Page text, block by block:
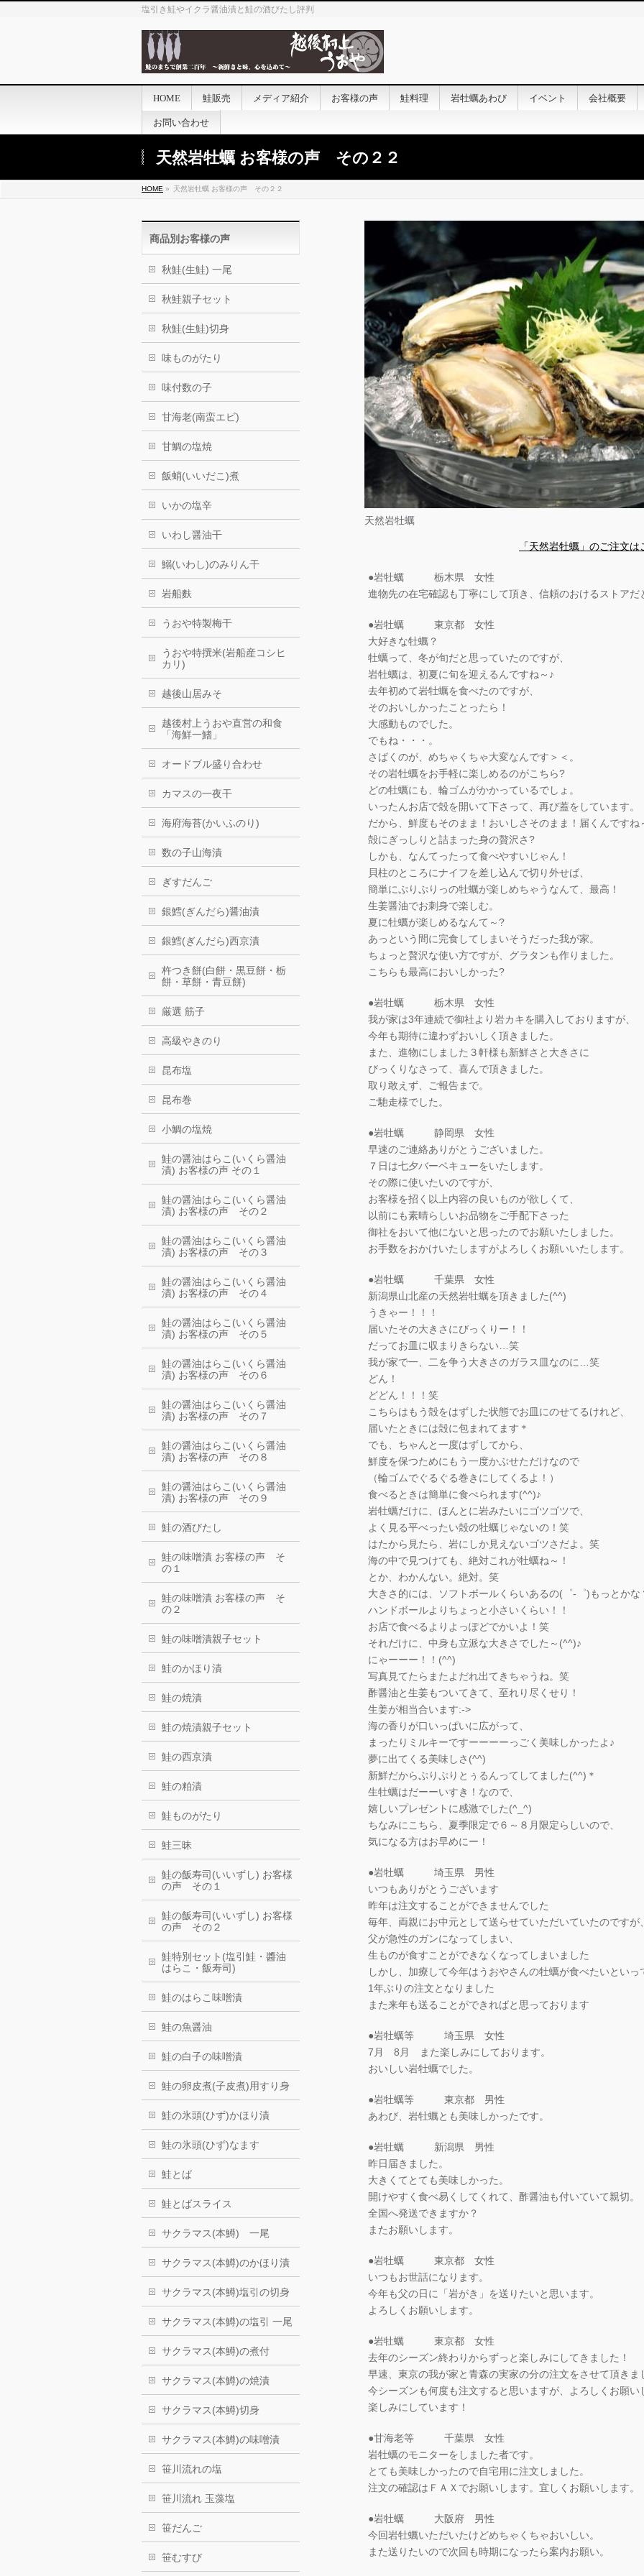
塩引き鮭やイクラ醤油漬と鮭の酒びたし評判
HOME 鮭販売 メディア紹介 お客様の声 鮭料理 岩牡蠣あわび イベント 会社概要
お問い合わせ
天然岩牡蠣 お客様の声 その２２
HOME » 天然岩牡蠣 お客様の声 その２２
天然岩牡蠣
「天然岩牡蠣」のご注文は
●岩牡蠣 栃木県 女性
進物先の在宅確認も丁寧にして頂き、信頼のおけるストアだ
●岩牡蠣 東京都 女性
大好きな牡蠣？
牡蠣って、冬が旬だと思っていたのですが、
岩牡蠣は、初夏に旬を迎えるんですね～♪
去年初めて岩牡蠣を食べたのですが、
そのおいしかったことったら！
大感動ものでした。
でもね・・・。
さばくのが、めちゃくちゃ大変なんです＞＜。
その岩牡蠣をお手軽に楽しめるのがこちら?
どの牡蠣にも、輪ゴムがかかっているでしょ。
いったんお店で殻を開いて下さって、再び蓋をしています。
だから、鮮度もそのまま！おいしさそのまま！届くんですね
殻にぎっしりと詰まった身の贅沢さ?
しかも、なんてったって食べやすいじゃん！
貝柱のところにナイフを差し込んで切り外せば、
簡単にぷりぷりっの牡蠣が楽しめちゃうなんて、最高！
生姜醤油でお刺身で楽しむ。
夏に牡蠣が楽しめるなんて～?
あっという間に完食してしまいそうだった我が家。
ちょっと贅沢な使い方ですが、グラタンも作りました。
こちらも最高においしかった?
●岩牡蠣 栃木県 女性
我が家は3年連続で御社より岩カキを購入しておりますが、
今年も期待に違わずおいしく頂きました。
また、進物にしました３軒様も新鮮さと大きさに
びっくりなさって、喜んで頂きました。
取り敢えず、ご報告まで。
ご馳走様でした。
●岩牡蠣 静岡県 女性
早速のご連絡ありがとうございました。
７日は七夕バーベキューをいたします。
その際に使いたいのですが、
お客様を招く以上内容の良いものが欲しくて、
以前にも素晴らしいお品物をご手配下さった
御社をおいて他にないと思ったのでお願いたしました。
お手数をおかけいたしますがよろしくお願いいたします。
●岩牡蠣 千葉県 女性
新潟県山北産の天然岩牡蠣を頂きました(^^)
うきゃー！！！
届いたその大きさにびっくりー！！
だってお皿に収まりきらない…笑
我が家で一、二を争う大きさのガラス皿なのに…笑
どん！
どどん！！！笑
こちらはもう殻をはずした状態でお皿にのせてるけれど、
届いたときには殻に包まれてます＊
でも、ちゃんと一度はずしてから、
鮮度を保つためにもう一度かぶせただけなので
（輪ゴムでぐるぐる巻きにしてくるよ！）
食べるときは簡単に食べられます(^^)♪
岩牡蠣だけに、ほんとに岩みたいにゴツゴツで、
よく見る平べったい殻の牡蠣じゃないの！笑
はたから見たら、岩にしか見えないゴツさだよ。笑
海の中で見つけても、絶対これが牡蠣ね～！
とか、わかんない。絶対。笑
大きさ的には、ソフトボールくらいあるの(゜-゜)もっとかな
ハンドボールよりちょっと小さいくらい！！
お店で食べるよりよっぽどでかいよ！笑
それだけに、中身も立派な大きさでした～(^^)♪
にゃーーー！！(^^)
写真見てたらまたよだれ出てきちゃうね。笑
酢醤油と生姜もついてきて、至れり尽くせり！
生姜が相当合います:->
海の香りが口いっぱいに広がって、
まったりミルキーですーーーーっごく美味しかったよ♪
夢に出てくる美味しさ(^^)
新鮮だからぷりぷりとぅるんってしてました(^^)＊
生牡蠣はだーーいすき！なので、
嬉しいプレゼントに感激でした(^_^)
ちなみにこちら、夏季限定で６～８月限定らしいので、
気になる方はお早めにー！
●岩牡蠣 埼玉県 男性
いつもありがとうございます
昨年は注文することができませんでした
毎年、両親にお中元として送らせていただいていたのですが
父が急性のガンになってしまい、
生ものが食すことができなくなってしまいました
しかし、加療して今年はうおやさんの牡蠣が食べたいといっ
1年ぶりの注文となりました
また来年も送ることができればと思っております
●岩牡蠣等 埼玉県 女性
7月 8月 また楽しみにしております。
おいしい岩牡蠣でした。
●岩牡蠣等 東京都 男性
あわび、岩牡蠣とも美味しかったです。
●岩牡蠣 新潟県 男性
昨日届きました。
大きくてとても美味しかった。
開けやすく食べ易くしてくれて、酢醤油も付いていて親切。
全国へ発送できますか？
またお願いします。
●岩牡蠣 東京都 女性
いつもお世話になります。
今年も父の日に「岩がき」を送りたいと思います。
よろしくお願いします。
●岩牡蠣 東京都 女性
去年のシーズン終わりからずっと楽しみにしてきました！
早速、東京の我が家と青森の実家の分の注文をさせて頂きま
今シーズンも何度も注文すると思いますが、よろしくお願い
楽しみにしています！
●甘海老等 千葉県 女性
岩牡蠣のモニターをしました者です。
とても美味しかったので自宅用に注文しました。
注文の確認はＦＡＸでお願いします。宜しくお願いします。
●岩牡蠣 大阪府 男性
今回岩牡蠣いただいたけどめちゃくちゃおいしい。
また送りたいので次回も時期になったら案内お願い。
商品別お客様の声
秋鮭(生鮭) 一尾
秋鮭親子セット
秋鮭(生鮭)切身
味ものがたり
味付数の子
甘海老(南蛮エビ)
甘鯛の塩焼
飯蛸(いいだこ)煮
いかの塩辛
いわし醤油干
鰯(いわし)のみりん干
岩船麩
うおや特製梅干
うおや特撰米(岩船産コシヒ
カリ)
越後山居みそ
越後村上うおや直営の和食
「海鮮一鰭」
オードブル盛り合わせ
カマスの一夜干
海府海苔(かいふのり)
数の子山海漬
ぎすだんご
銀鱈(ぎんだら)醤油漬
銀鱈(ぎんだら)西京漬
杵つき餅(白餅・黒豆餅・栃
餅・草餅・青豆餅)
厳選 筋子
高級やきのり
昆布塩
昆布巻
小鯛の塩焼
鮭の醤油はらこ(いくら醤油
漬) お客様の声 その１
鮭の醤油はらこ(いくら醤油
漬) お客様の声 その２
鮭の醤油はらこ(いくら醤油
漬) お客様の声 その３
鮭の醤油はらこ(いくら醤油
漬) お客様の声 その４
鮭の醤油はらこ(いくら醤油
漬) お客様の声 その５
鮭の醤油はらこ(いくら醤油
漬) お客様の声 その６
鮭の醤油はらこ(いくら醤油
漬) お客様の声 その７
鮭の醤油はらこ(いくら醤油
漬) お客様の声 その８
鮭の醤油はらこ(いくら醤油
漬) お客様の声 その９
鮭の酒びたし
鮭の味噌漬 お客様の声 そ
の１
鮭の味噌漬 お客様の声 そ
の２
鮭の味噌漬親子セット
鮭のかほり漬
鮭の焼漬
鮭の焼漬親子セット
鮭の西京漬
鮭の粕漬
鮭ものがたり
鮭三昧
鮭の飯寿司(いいずし) お客様
の声 その１
鮭の飯寿司(いいずし) お客様
の声 その２
鮭特別セット(塩引鮭・醬油
はらこ・飯寿司)
鮭のはらこ味噌漬
鮭の魚醤油
鮭の白子の味噌漬
鮭の卵皮煮(子皮煮)用すり身
鮭の氷頭(ひず)かほり漬
鮭の氷頭(ひず)なます
鮭とば
鮭とばスライス
サクラマス(本鱒) 一尾
サクラマス(本鱒)のかほり漬
サクラマス(本鱒)塩引の切身
サクラマス(本鱒)の塩引 一尾
サクラマス(本鱒)の煮付
サクラマス(本鱒)の焼漬
サクラマス(本鱒)切身
サクラマス(本鱒)の味噌漬
笹川流れの塩
笹川流れ 玉藻塩
笹だんご
笹むすび